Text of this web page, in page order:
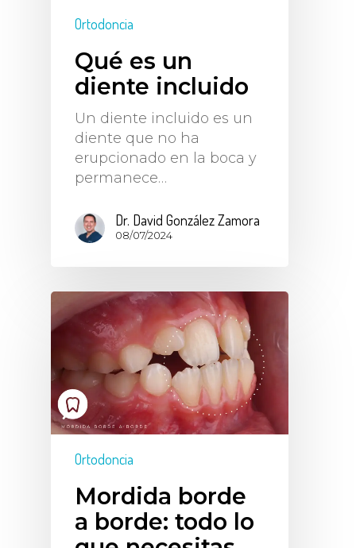
Ortodoncia
Qué es un
diente incluido
Un diente incluido es un
diente que no ha
erupcionado en la boca y
permanece…
Dr. David González Zamora
08/07/2024
Ortodoncia
Mordida borde
a borde: todo lo